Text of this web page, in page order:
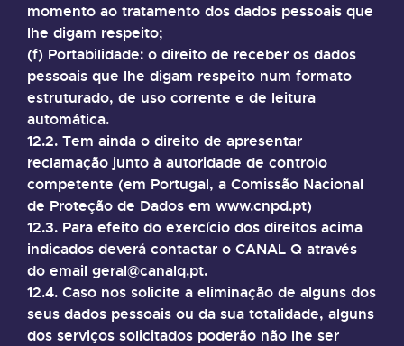
momento ao tratamento dos dados pessoais que
lhe digam respeito;
(f) Portabilidade: o direito de receber os dados
pessoais que lhe digam respeito num formato
estruturado, de uso corrente e de leitura
automática.
12.2. Tem ainda o direito de apresentar
reclamação junto à autoridade de controlo
competente (em Portugal, a Comissão Nacional
de Proteção de Dados em www.cnpd.pt)
12.3. Para efeito do exercício dos direitos acima
indicados deverá contactar o CANAL Q através
do email geral@canalq.pt.
12.4. Caso nos solicite a eliminação de alguns dos
seus dados pessoais ou da sua totalidade, alguns
dos serviços solicitados poderão não lhe ser